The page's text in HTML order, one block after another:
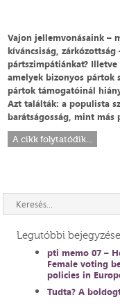
Vajon jellemvonásaink –
kíváncsiság,
pártszimpátiánkat?
amelyek bizonyos pártok
pártok támogatóinál
Azt találták: a populista
barátságosság, mint más
A cikk folytatódik...
Legutóbbi
pti memo 07 –
Female voting
policies in
Tudta? A